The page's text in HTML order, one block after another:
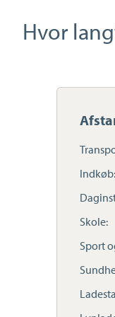
Hvor
Indkøb:
Skole:
Sport